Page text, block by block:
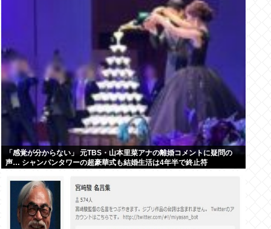
「感覚が分からない」 元TBS・山本里菜アナの離婚コメントに疑問の
声… シャンパンタワーの超豪華式も結婚生活は4年半で終止符